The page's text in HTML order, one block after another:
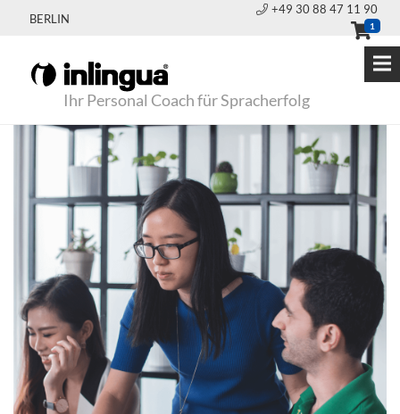
BERLIN
+49 30 88 47 11 90
1
Ihr Personal Coach für Spracherfolg